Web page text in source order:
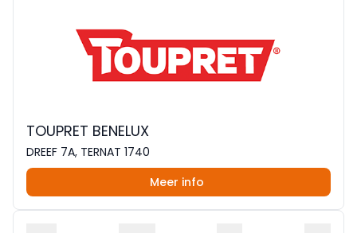
TOUPRET BENELUX
DREEF 7A, TERNAT 1740
Meer info